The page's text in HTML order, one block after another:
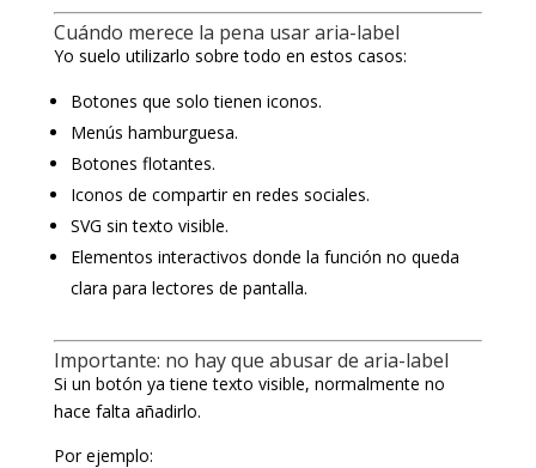
Cuándo merece la pena usar aria-label
Yo suelo utilizarlo sobre todo en estos casos:
Botones que solo tienen iconos.
Menús hamburguesa.
Botones flotantes.
Iconos de compartir en redes sociales.
SVG sin texto visible.
Elementos interactivos donde la función no queda
clara para lectores de pantalla.
Importante: no hay que abusar de aria-label
Si un botón ya tiene texto visible, normalmente no
hace falta añadirlo.
Por ejemplo: